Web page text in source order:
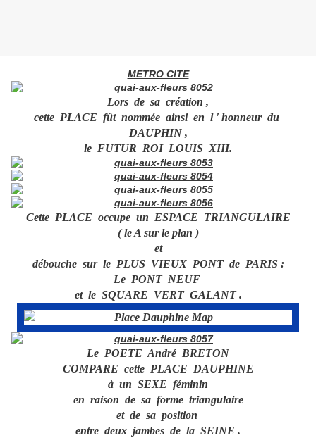
METRO CITE
Lors de sa création ,
cette PLACE fût nommée ainsien l ' honneur du
DAUPHIN ,
le FUTUR ROI LOUIS XIII.
Cette PLACE occupe un ESPACE TRIANGULAIRE
( le A sur le plan )
et
débouche sur le PLUS VIEUX PONT de PARIS :
Le PONT NEUF
et le SQUARE VERT GALANT .
Le POETE André BRETON
COMPARE cette PLACE DAUPHINE
à un SEXE féminin
en raison de sa forme triangulaire
et de sa position
entre deux jambes de la SEINE .